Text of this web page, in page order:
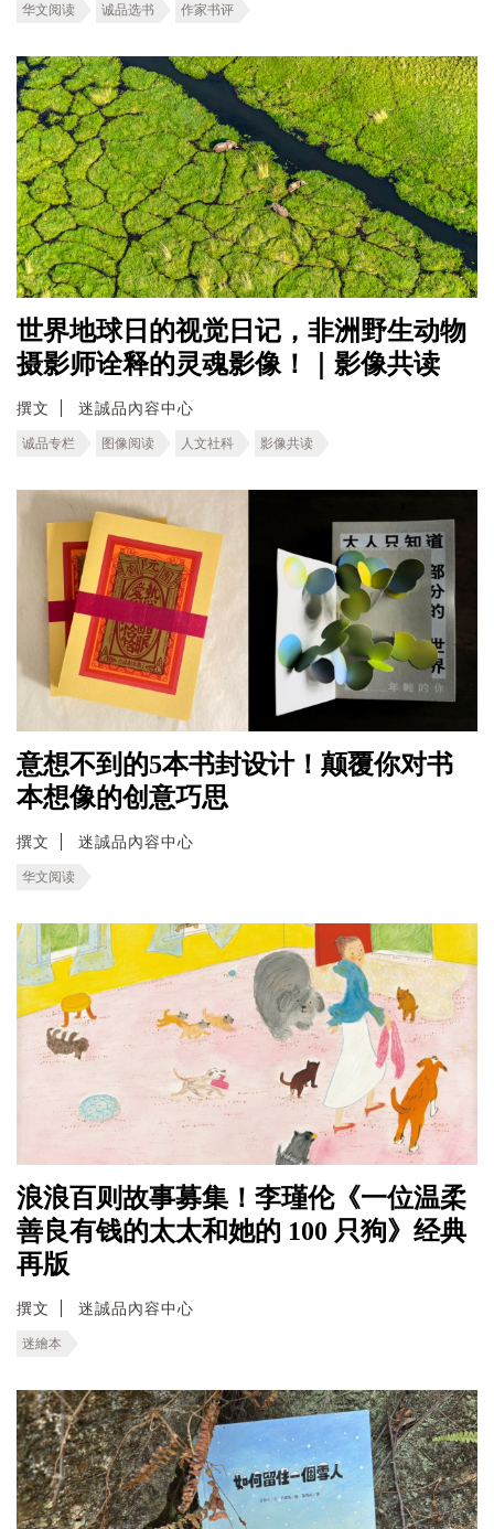
华文阅读 诚品选书 作家书评
世界地球日的视觉日记，非洲野生动物
摄影师诠释的灵魂影像！｜影像共读
撰文 迷誠品內容中心
诚品专栏 图像阅读 人文社科 影像共读
意想不到的5本书封设计！颠覆你对书
本想像的创意巧思
撰文 迷誠品內容中心
华文阅读
浪浪百则故事募集！李瑾伦《一位温柔
善良有钱的太太和她的 100 只狗》经典
再版
撰文 迷誠品內容中心
迷繪本